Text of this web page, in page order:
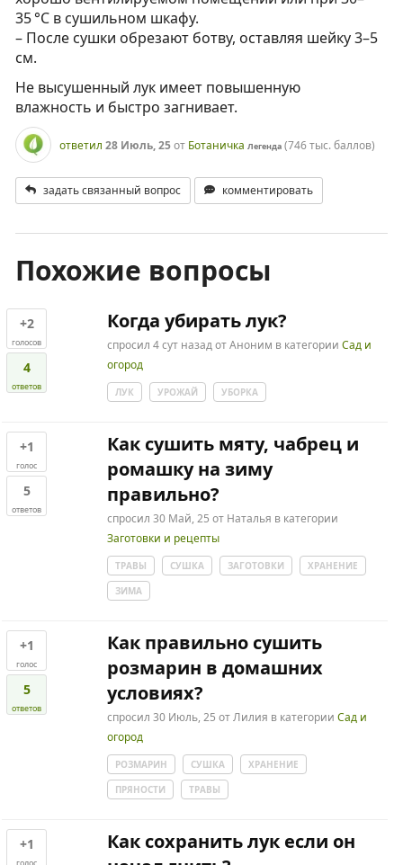
35 °C в сушильном шкафу.
– После сушки обрезают ботву, оставляя шейку 3–5
см.
Не высушенный лук имеет повышенную
влажность и быстро загнивает.
ответил 28 Июль, 25от Ботаничка Легенда (746 тыс.баллов)
задать связанный вопрос комментировать
Похожие вопросы
+2
голосов
4
ответов
Когда убирать лук?
спросил 4 сутназад отАноним в категории Сад и
огород
ЛУК УРОЖАЙ УБОРКА
+1
голос
5
ответов
Как сушить мяту, чабрец и
ромашку на зиму
правильно?
спросил 30 Май, 25 от Наталья в категории
Заготовки и рецепты
ТРАВЫ СУШКА ЗАГОТОВКИ
ХРАНЕНИЕ
ЗИМА
+1
голос
5
ответов
Как правильно сушить
розмарин в домашних
условиях?
спросил 30 Июль, 25 отЛилия в категории Сад и
огород
РОЗМАРИН СУШКА
ХРАНЕНИЕ
ПРЯНОСТИ
ТРАВЫ
+1
Как сохранить лук если он